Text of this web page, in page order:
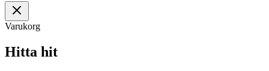
Varukorg
Hitta hit